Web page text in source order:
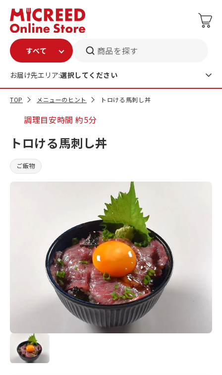
商品を探す
お届け先エリア:選択してください
TOP メニューのヒント トロける馬刺し丼
調理目安時間約5分
トロける馬刺し丼
ご飯物